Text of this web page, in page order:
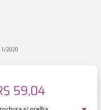
2020
59,04